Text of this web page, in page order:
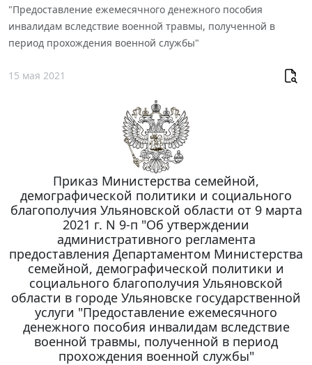
"Предоставление ежемесячного денежного пособия
инвалидам вследствие военной травмы, полученной в
период прохождения военной службы"
15 мая 2021
Приказ Министерства семейной,
демографической политики и социального
благополучия Ульяновской области от 9 марта
2021 г. N 9-п "Об утверждении
административного регламента
предоставления Департаментом Министерства
семейной, демографической политики и
социального благополучия Ульяновской
области в городе Ульяновске государственной
услуги "Предоставление ежемесячного
денежного пособия инвалидам вследствие
военной травмы, полученной в период
прохождения военной службы"